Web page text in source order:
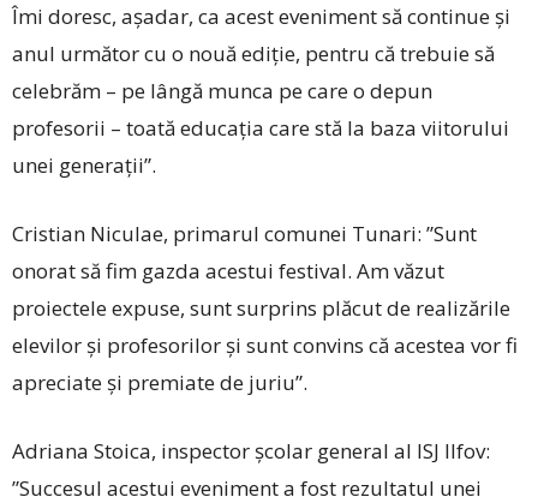
Îmi doresc, așadar, ca acest eveniment să continue și
anul următor cu o nouă ediție, pentru că trebuie să
celebrăm – pe lângă munca pe care o depun
profesorii – toată educația care stă la baza viitorului
unei generații”.
Cristian Niculae, primarul comunei Tunari: ”Sunt
onorat să fim gazda acestui festival. Am văzut
proiectele expuse, sunt surprins plăcut de realizările
elevilor și profesorilor și sunt convins că acestea vor fi
apreciate și premiate de juriu”.
Adriana Stoica, inspector școlar general al ISJ Ilfov:
”Succesul acestui eveniment a fost rezultatul unei